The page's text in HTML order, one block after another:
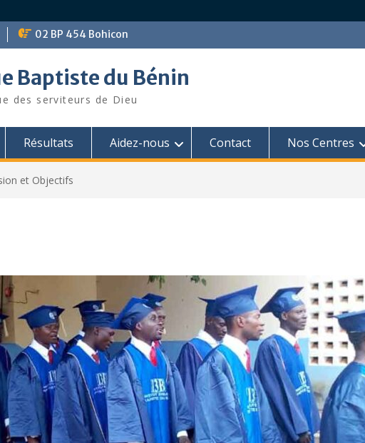
02 BP 454 Bohicon
Baptiste du Bénin
des serviteurs de Dieu
Résultats Aidez-nous Contact Nos Centres
et Objectifs